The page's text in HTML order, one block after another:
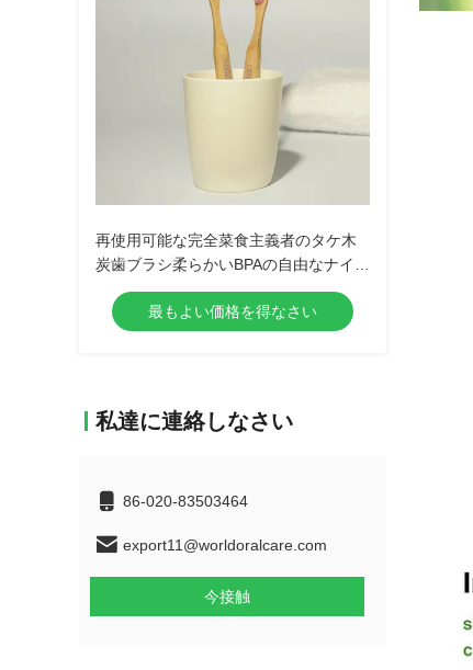
再使用可能な完全菜食主義者のタケ木
炭歯ブラシ柔らかいBPAの自由なナイロ
ン剛毛
最もよい価格を得なさい
私達に連絡しなさい
86-020-83503464
export11@worldoralcare.com
今接触